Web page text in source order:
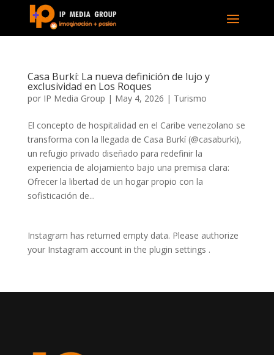
Casa Burkí: La nueva definición de lujo y
exclusividad en Los Roques
por IP Media Group | May 4, 2026 | Turismo
El concepto de hospitalidad en el Caribe venezolano se
transforma con la llegada de Casa Burkí (@casaburki),
un refugio privado diseñado para redefinir la
experiencia de alojamiento bajo una premisa clara:
Ofrecer la libertad de un hogar propio con la
sofisticación de...
Instagram has returned empty data. Please authorize
your Instagram account in the plugin settings .